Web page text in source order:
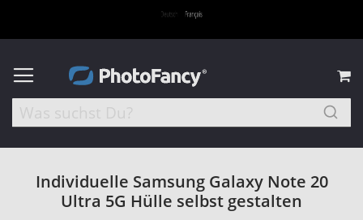
Individuelle Samsung Galaxy Note 20
Ultra 5G Hülle selbst gestalten